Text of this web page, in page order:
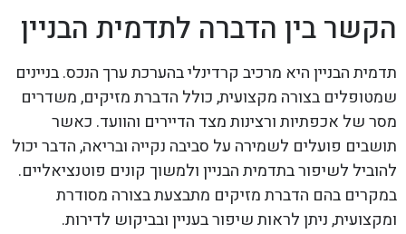
הקשר בין הדברה לתדמית הבניין
תדמית הבניין היא מרכיב קרדינלי בהערכת ערך הנכס. בניינים
שמטופלים בצורה מקצועית, כולל הדברת מזיקים, משדרים
מסר של אכפתיות ורצינות מצד הדיירים והוועד. כאשר
תושבים פועלים לשמירה על סביבה נקייה ובריאה, הדבר יכול
להוביל לשיפור בתדמית הבניין ולמשוך קונים פוטנציאליים.
במקרים בהם הדברת מזיקים מתבצעת בצורה מסודרת
ומקצועית, ניתן לראות שיפור בעניין ובביקוש לדירות.